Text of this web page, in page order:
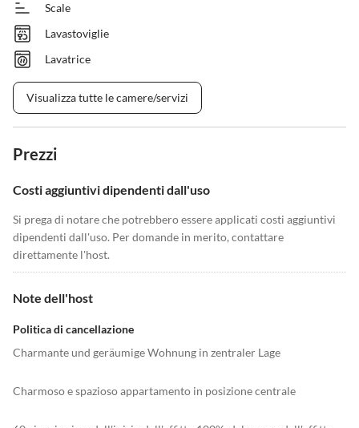
Scale
Lavastoviglie
Lavatrice
Visualizza tutte le camere/servizi
Prezzi
Costi aggiuntivi dipendenti dall'uso
Si prega di notare che potrebbero essere applicati costi aggiuntivi
dipendenti dall'uso. Per domande in merito, contattare
direttamente l'host.
Note dell'host
Politica di cancellazione
Charmante und geräumige Wohnung in zentraler Lage
Charmoso e spazioso appartamento in posizione centrale